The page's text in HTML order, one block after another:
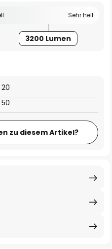
Sehr hell
3200 Lumen
20
50
zu diesem Artikel?